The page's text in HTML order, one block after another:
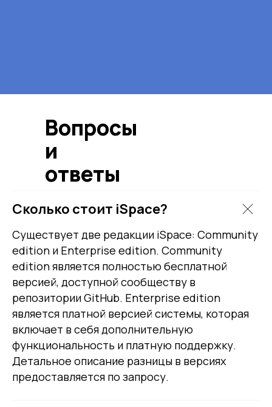
Вопросы
и
ответы
Сколько стоит iSpace?
Существует две редакции iSpace: Community
edition и Enterprise edition. Community
edition является полностью бесплатной
версией, доступной сообществу в
репозитории GitHub. Enterprise edition
является платной версией системы, которая
включает в себя дополнительную
функциональность и платную поддержку.
Детальное описание разницы в версиях
предоставляется по запросу.